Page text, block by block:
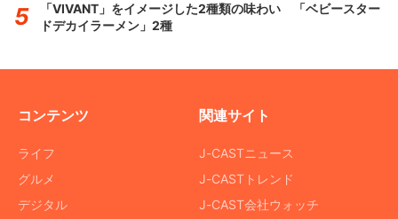
「VIVANT」をイメージした2種類の味わい 「ベビースター
ドデカイラーメン」2種
コンテンツ
ライフ
グルメ
デジタル
関連サイト
J-CASTニュース
J-CASTトレンド
J-CAST会社ウォッチ